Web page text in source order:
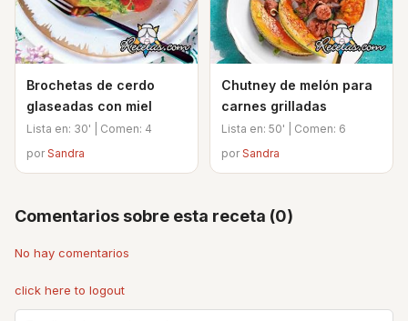
Brochetas de cerdo
glaseadas con miel
Lista en: 30' | Comen: 4
porSandra
Chutney de melón para
carnes grilladas
Lista en: 50' | Comen: 6
porSandra
Comentarios sobre esta receta (0)
No hay comentarios
click here to logout